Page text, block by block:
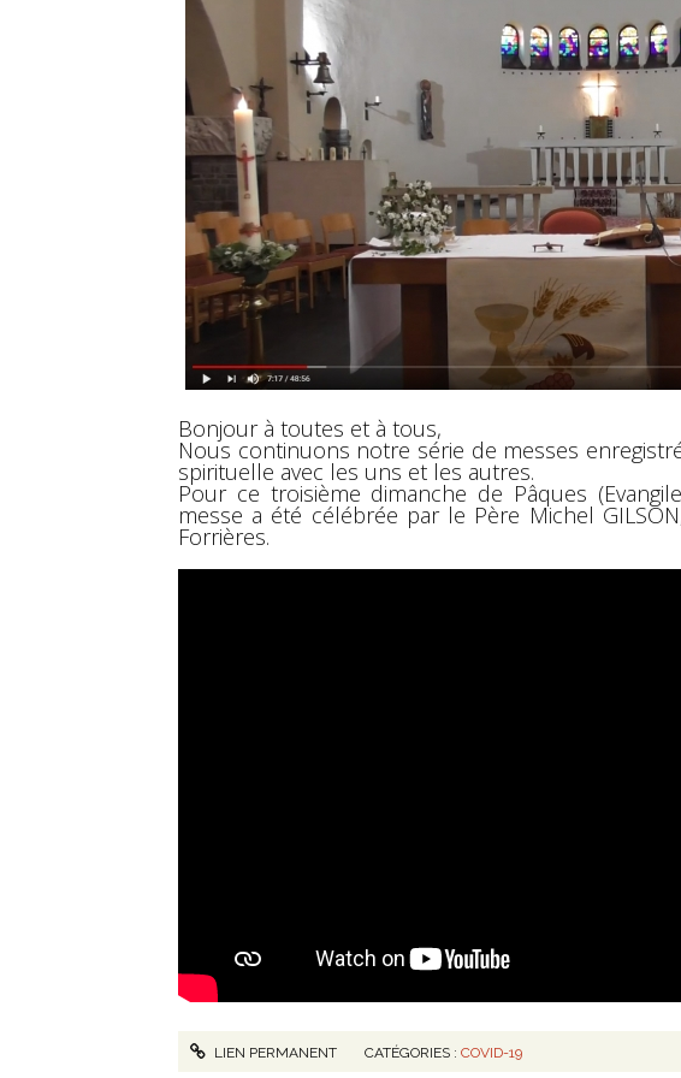
Bonjour à toutes et à tous,
Nous continuons notre série de messes
spirituelle avec les uns et les autres.
Pour ce troisième dimanche de Pâques
messe a été célébrée par le Père Michel
Forrières.
LIEN PERMANENT CATÉGORIES :COVID-19